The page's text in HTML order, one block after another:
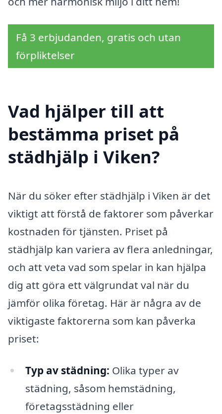
Få 3 erbjudanden, gratis och utan
förpliktelser
Vad hjälper till att
bestämma priset på
städhjälp i Viken?
När du söker efter städhjälp i Viken är det
viktigt att förstå de faktorer som påverkar
kostnaden för tjänsten. Priset på
städhjälp kan variera av flera anledningar,
och att veta vad som spelar in kan hjälpa
dig att göra ett välgrundat val när du
jämför olika företag. Här är några av de
viktigaste faktorerna som kan påverka
priset:
Typ av städning: Olika typer av
städning, såsom hemstädning,
företagsstädning eller